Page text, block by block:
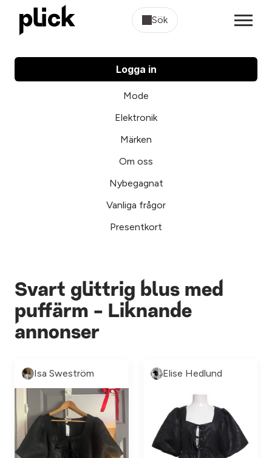
Sök
Logga in
Mode
Elektronik
Märken
Om oss
Nybegagnat
Vanliga frågor
Presentkort
Svart glittrig blus med
puffärm - Liknande
annonser
Isa Sweström Elise Hedlund